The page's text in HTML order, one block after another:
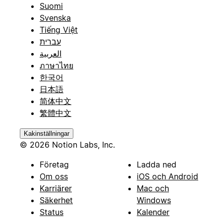
Suomi
Svenska
Tiếng Việt
עברית
العربية
ภาษาไทย
한국어
日本語
简体中文
繁體中文
Kakinställningar
© 2026 Notion Labs, Inc.
Företag
Om oss
Karriärer
Säkerhet
Status
Ladda ned
iOS och Android
Mac och
Windows
Kalender